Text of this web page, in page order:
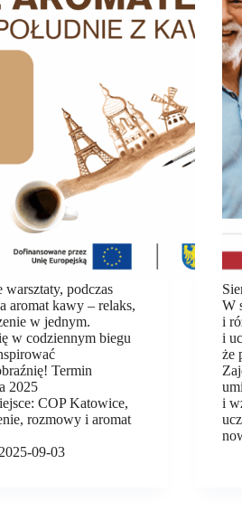
podczas
aromat kawy – relaks,
w jednym.
w codziennym biegu
Termin
2025
COP Katowice,
rozmowy i aromat
2025-09-03
W
i
i
że
i